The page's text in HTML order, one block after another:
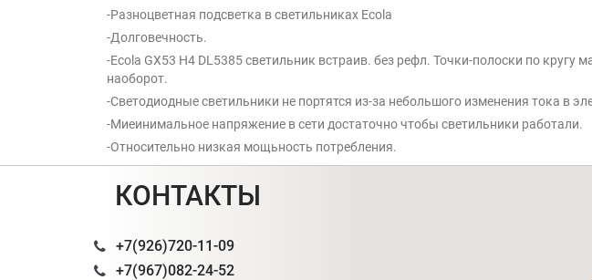
-Разноцветная подсветка в светильниках Ecola
-Долговечность.
-Ecola GX53 H4 DL5385 светильник встраив. без рефл. Точки-полоски по
наоборот.
-Светодиодные светильники не портятся из-за небольшого изменения тока в
-Миеинимальное напряжение в сети достаточно чтобы светильники работали.
-Относительно низкая мощьность потребления.
КОНТАКТЫ
+7(926)720-11-09
+7(967)082-24-52